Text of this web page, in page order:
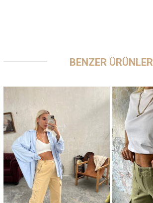
BENZER ÜRÜNLER